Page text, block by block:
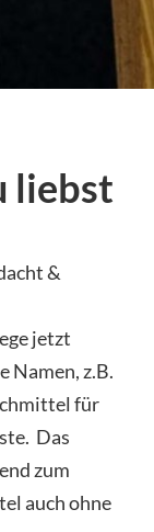
liebst
&
jetzt
Namen, z.B.
für
Das
zum
auch ohne